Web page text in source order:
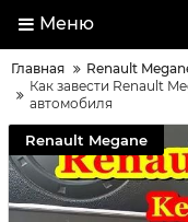
Меню
Главная
Renault
Как завести Renault
автомобиля
Renault Megane